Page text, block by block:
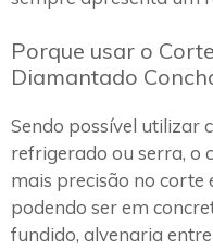
Porque usar o
Diamantado
Sendo possível utilizar
refrigerado ou serra, o
mais precisão no
podendo ser em
fundido, alvenaria